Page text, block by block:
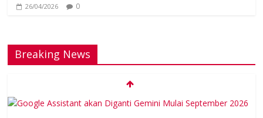
26/04/2026 0
Breaking News